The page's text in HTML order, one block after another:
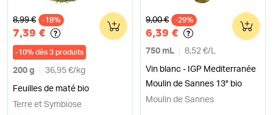
Ancien prix
8,99 € -18%
7,39 €
-10% dès 3 produits
200 g 36,95 €/ kg
Feuilles de maté bio
0
Terre et Symbiose
Ancien prix
9,00 € -29%
6,39 €
750 mL 8,52 €/ L
Vin blanc - IGP Mediterranée
Moulin de Sannes 13° bio
0
Moulin de Sannes